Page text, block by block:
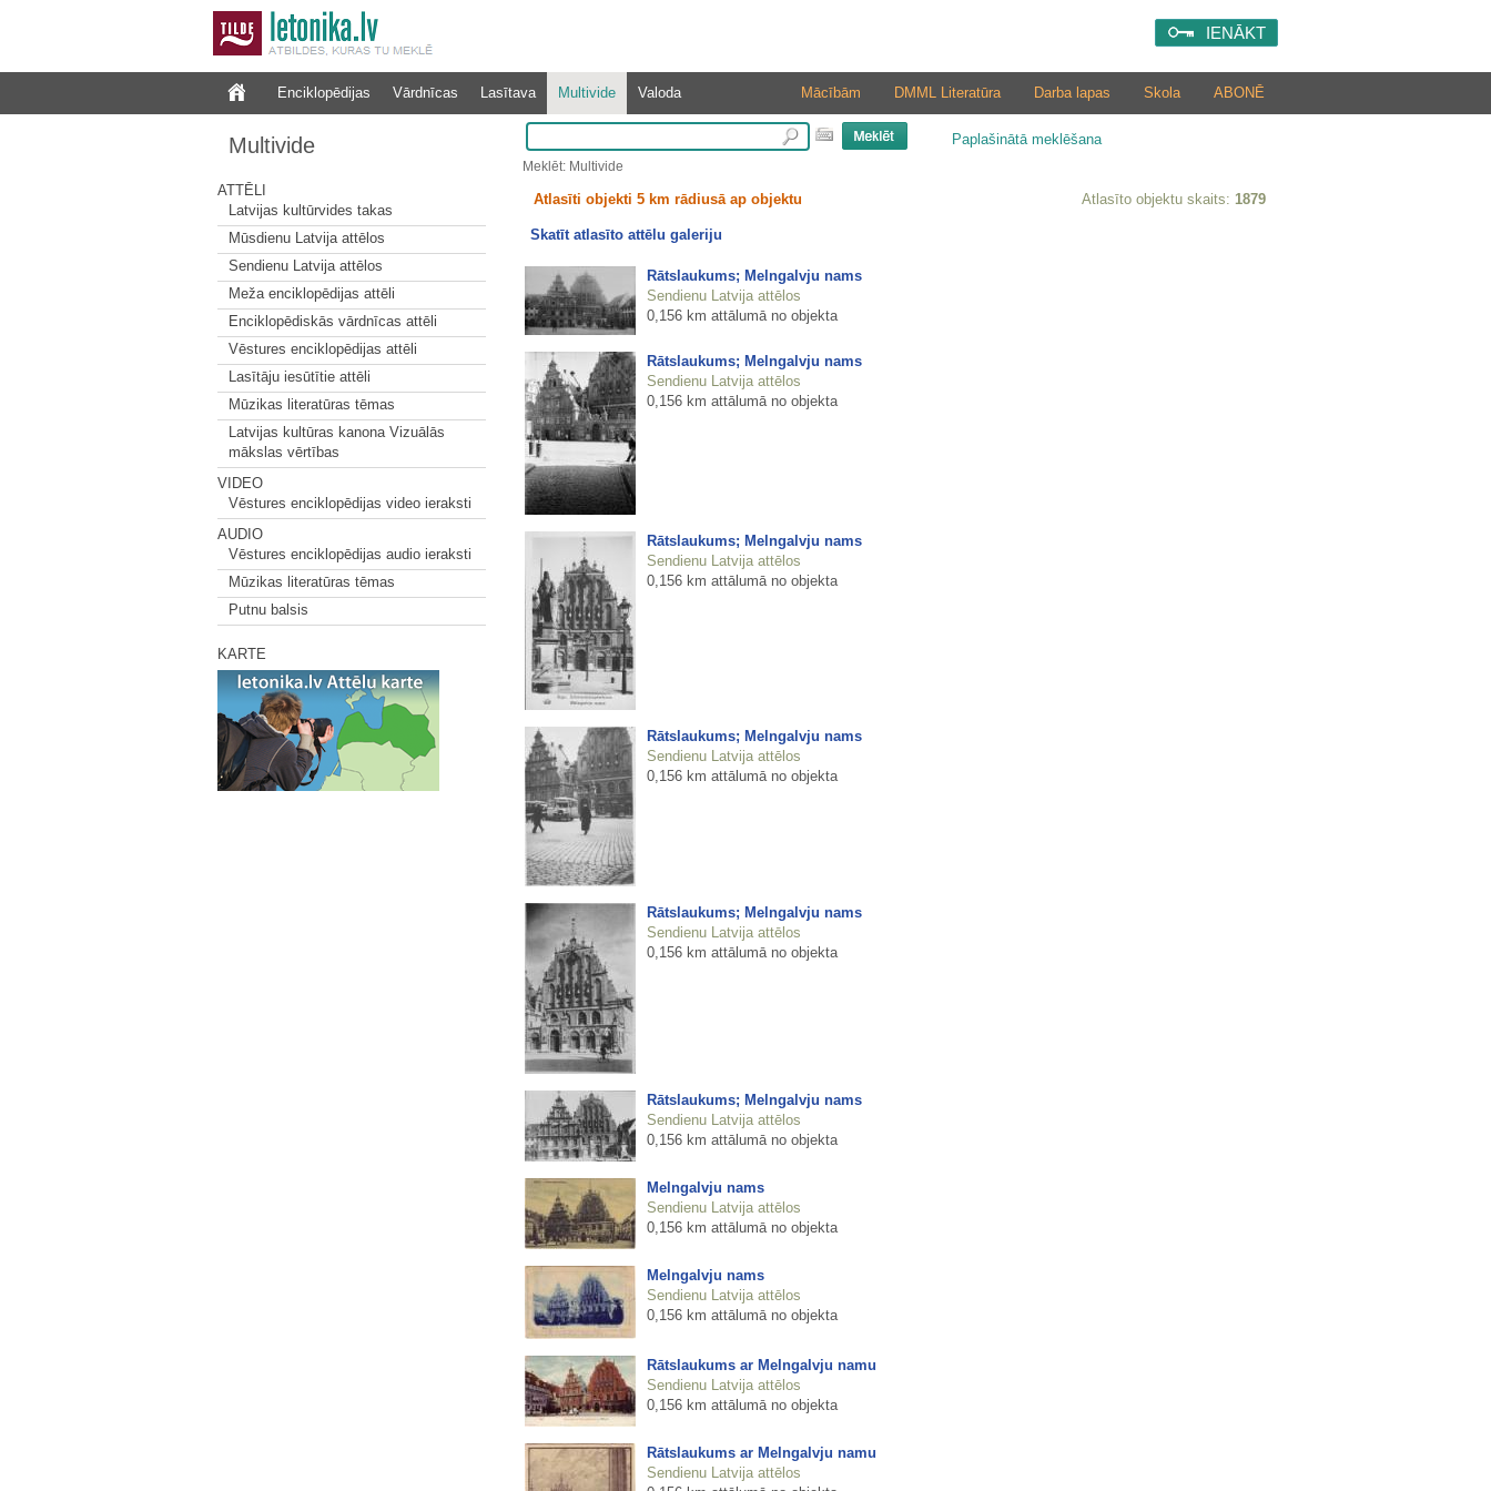
IENĀKT
Enciklopēdijas Vārdnīcas Lasītava Multivide Valoda ABONĒ
Skola
Darba lapas
DMML Literatūra
Mācībām
Multivide
ATTĒLI
Latvijas kultūrvides takas
Mūsdienu Latvija attēlos
Sendienu Latvija attēlos
Meža enciklopēdijas attēli
Enciklopēdiskās vārdnīcas attēli
Vēstures enciklopēdijas attēli
Lasītāju iesūtītie attēli
Mūzikas literatūras tēmas
Latvijas kultūras kanona Vizuālās
mākslas vērtības
VIDEO
Vēstures enciklopēdijas video ieraksti
AUDIO
Vēstures enciklopēdijas audio ieraksti
Mūzikas literatūras tēmas
Putnu balsis
KARTE
Paplašinātā meklēšana
Meklēt: Multivide
Atlasīti objekti 5 km rādiusā ap objektu Atlasīto objektu skaits: 1879
Skatīt atlasīto attēlu galeriju
Rātslaukums; Melngalvju nams
Sendienu Latvija attēlos
0,156 km attālumā no objekta
Rātslaukums; Melngalvju nams
Sendienu Latvija attēlos
0,156 km attālumā no objekta
Rātslaukums; Melngalvju nams
Sendienu Latvija attēlos
0,156 km attālumā no objekta
Rātslaukums; Melngalvju nams
Sendienu Latvija attēlos
0,156 km attālumā no objekta
Rātslaukums; Melngalvju nams
Sendienu Latvija attēlos
0,156 km attālumā no objekta
Rātslaukums; Melngalvju nams
Sendienu Latvija attēlos
0,156 km attālumā no objekta
Melngalvju nams
Sendienu Latvija attēlos
0,156 km attālumā no objekta
Melngalvju nams
Sendienu Latvija attēlos
0,156 km attālumā no objekta
Rātslaukums ar Melngalvju namu
Sendienu Latvija attēlos
0,156 km attālumā no objekta
Rātslaukums ar Melngalvju namu
Sendienu Latvija attēlos